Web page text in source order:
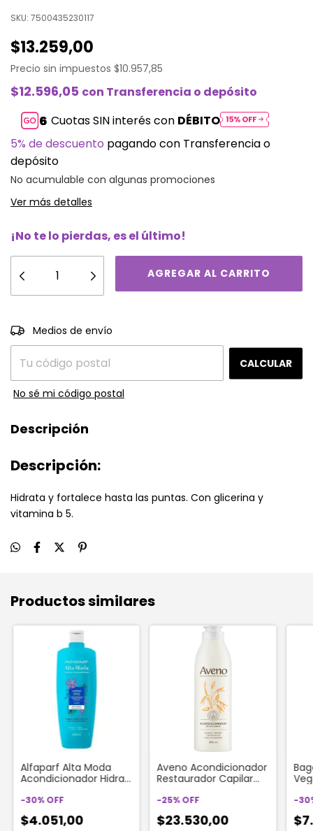
SKU: 7500435230117
$13.259,00
Precio sin impuestos $10.957,85
$12.596,05 con Transferencia o depósito
Cuotas SIN interés con DÉBITO
5% de descuento pagando con Transferencia o
depósito
No acumulable con algunas promociones
Ver más detalles
¡No te lo pierdas, es el último!
Entregas para el CP:
Medios de envío
CALCULAR
No sé mi código postal
Descripción
Descripción:
Hidrata y fortalece hasta las puntas. Con glicerina y
vitamina b 5.
Productos similares
Alfaparf Alta Moda
Acondicionador Hidra
-30%OFF
$4.051,00
Aveno Acondicionador
Restaurador Capilar
-25%OFF
$23.530,00
-30